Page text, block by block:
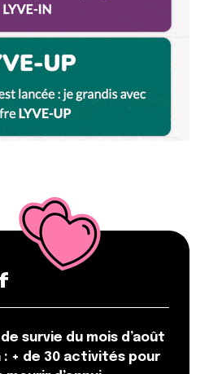
sur la Basilique mais sur Le
en 1851.
min
survie du mois d’août
: + de 30 activités pour